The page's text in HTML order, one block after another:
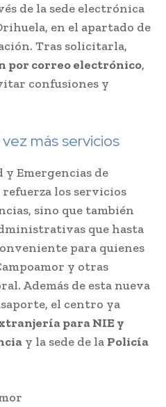
de la sede electrónica
en el apartado de
Tras solicitarla,
por correo electrónico,
confusiones y
más servicios
y Emergencias de
los servicios
sino que también
que hasta
para quienes
y otras
Además de esta nueva
el centro ya
para NIE y
y la sede de la Policía